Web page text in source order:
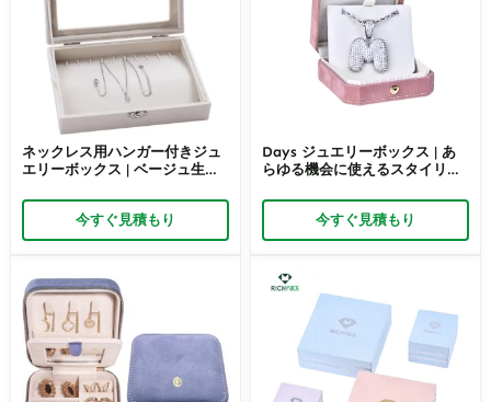
ネックレス用ハンガー付きジュ
エリーボックス | ベージュ生地
今すぐ見積もり
Days ジュエリーボックス | あ
らゆる機会に使えるスタイリッ
ナイザー | Richpack
今すぐ見積もり